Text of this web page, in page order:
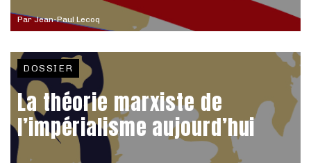
ParJean-Paul Lecoq
DOSSIER
La théorie marxiste de
l’impérialisme aujourd’hui